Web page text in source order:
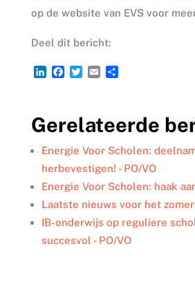
op de website van EVS voor
Deel dit bericht:
L
e
d
I
n
F
b
o
o
k
T
t
e
r
E
l
D
n
Gerelateerde
Energie Voor Scholen:
herbevestigen! - PO/VO
Energie Voor Scholen: haak
Laatste nieuws voor het
IB-onderwijs op reguliere
succesvol - PO/VO